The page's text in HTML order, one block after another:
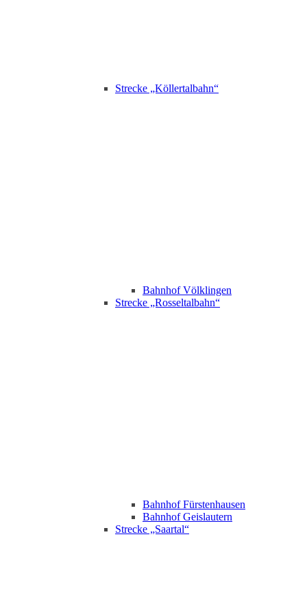
Strecke „Köllertalbahn“
Bahnhof Völklingen
Strecke „Rosseltalbahn“
Bahnhof Fürstenhausen
Bahnhof Geislautern
Strecke „Saartal“